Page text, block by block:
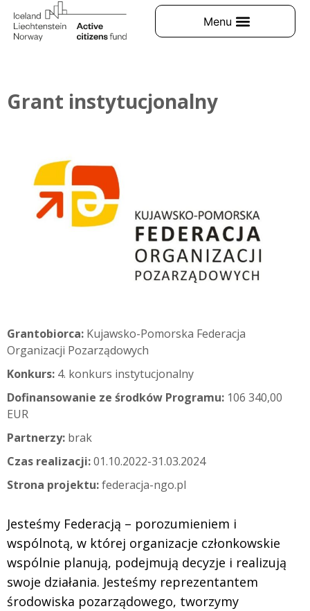
Grant instytucjonalny
Grantobiorca: Kujawsko-Pomorska Federacja
Organizacji Pozarządowych
Konkurs: 4. konkurs instytucjonalny
Dofinansowanie ze środków Programu: 106 340,00
EUR
Partnerzy: brak
Czas realizacji:01.10.2022-31.03.2024
Strona projektu:federacja-ngo.pl
Jesteśmy Federacją – porozumieniem i
wspólnotą, w której organizacje członkowskie
wspólnie planują, podejmują decyzje i realizują
swoje działania. Jesteśmy reprezentantem
środowiska pozarządowego, tworzymy